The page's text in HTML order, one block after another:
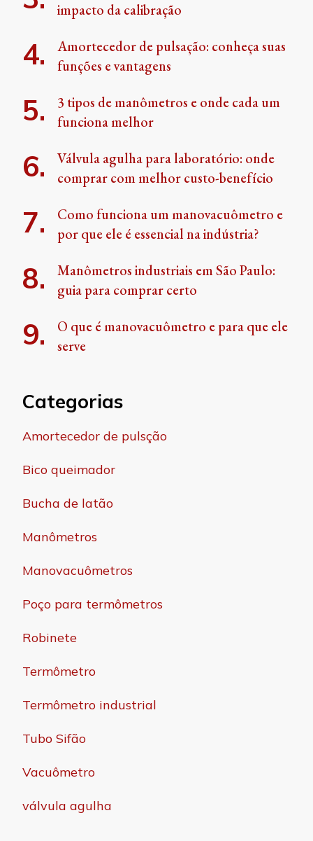
impacto da calibração
Amortecedor de pulsação: conheça suas
funções e vantagens
3 tipos de manômetros e onde cada um
funciona melhor
Válvula agulha para laboratório: onde
comprar com melhor custo-benefício
Como funciona um manovacuômetro e
por que ele é essencial na indústria?
Manômetros industriais em São Paulo:
guia para comprar certo
O que é manovacuômetro e para que ele
serve
Categorias
Amortecedor de pulsção
Bico queimador
Bucha de latão
Manômetros
Manovacuômetros
Poço para termômetros
Robinete
Termômetro
Termômetro industrial
Tubo Sifão
Vacuômetro
válvula agulha